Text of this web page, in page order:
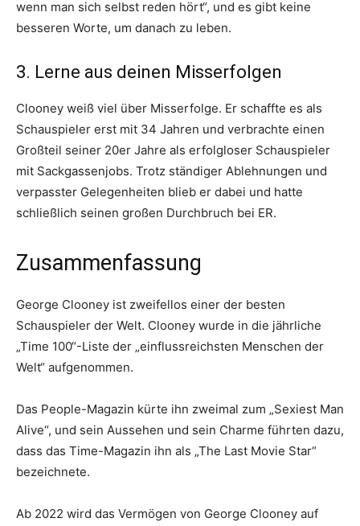
wenn man sich selbst reden hört“, und es gibt keine
besseren Worte, um danach zu leben.
3. Lerne aus deinen Misserfolgen
Clooney weiß viel über Misserfolge. Er schaffte es als
Schauspieler erst mit 34 Jahren und verbrachte einen
Großteil seiner 20er Jahre als erfolgloser Schauspieler
mit Sackgassenjobs. Trotz ständiger Ablehnungen und
verpasster Gelegenheiten blieb er dabei und hatte
schließlich seinen großen Durchbruch bei ER.
Zusammenfassung
George Clooney ist zweifellos einer der besten
Schauspieler der Welt. Clooney wurde in die jährliche
„Time 100“-Liste der „einflussreichsten Menschen der
Welt“ aufgenommen.
Das People-Magazin kürte ihn zweimal zum „Sexiest Man
Alive“, und sein Aussehen und sein Charme führten dazu,
dass das Time-Magazin ihn als „The Last Movie Star“
bezeichnete.
Ab 2022 wird das Vermögen von George Clooney auf